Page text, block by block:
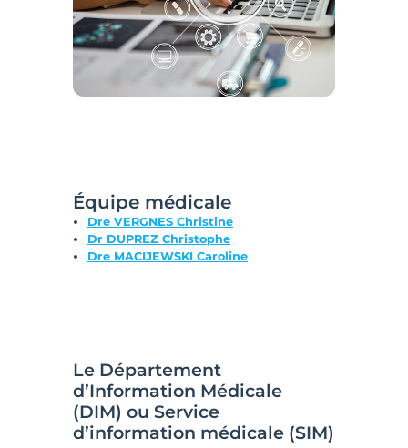
Équipe médicale
Dre VERGNES Christine
Dr DUPREZ Christophe
Dre MACIJEWSKI Caroline
Le Département
d’Information Médicale
(DIM) ou Service
d’information médicale (SIM)